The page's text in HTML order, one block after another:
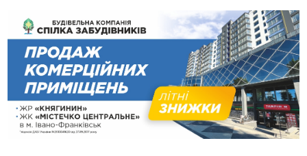
14:02
«Пілот з Лондона» видурив у жительки Коломийщини
майже 64 тисячі гривень
13:13
У четвер на Прикарпатті очікується сильна спека до 39°
13:00
На Снятинщині спіймали чоловіка, який зливав з цистерни
у полі невідому речовину
12:29
У МОЗ змінили підхід до госпіталізації та оновили правила
роботи стаціонарів
12:07
На межі Прикарпаття і Тернопільщини невідомі засипали